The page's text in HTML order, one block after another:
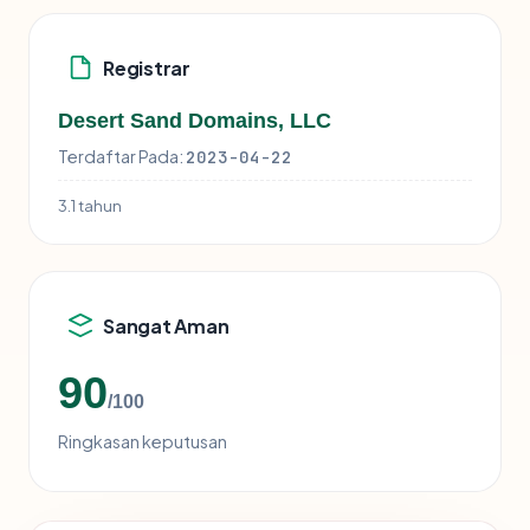
Registrar
Desert Sand Domains, LLC
Terdaftar Pada: 2023-04-22
3.1 tahun
Sangat Aman
90/100
Ringkasan keputusan